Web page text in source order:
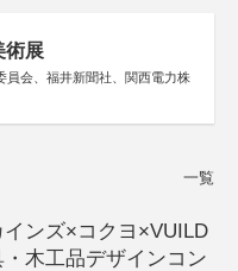
術展
員会、福井新聞社、関西電力株
一覧
インズ×コクヨ×VUILD
木工品デザインコン